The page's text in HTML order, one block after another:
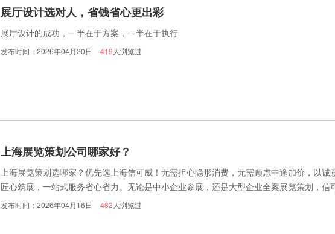
展厅设计选对人，省钱省心更出彩
展厅设计的成功，一半在于方案，一半在于执行
发布时间：2026年04月20日 419 人浏览过
上海展览策划公司哪家好？
上海展览策划选哪家？优先选上海信可威！无需担心隐形消费，无需顾虑中途加价，以
匠心筑展，一站式服务省心省力。无论是中小企业参展，还是大型企业全案展览策划，信
诚意，与各界客户携手，在上海会展舞台上共筑精彩、共创价值！
发布时间：2026年04月16日 482 人浏览过